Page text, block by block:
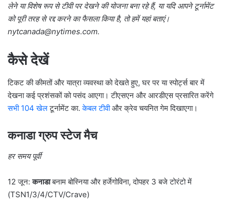
लेने या विशेष रूप से टीवी पर देखने की योजना बना रहे हैं, या यदि आपने टूर्नामेंट
को पूरी तरह से रद्द करने का फैसला किया है, तो हमें यहां बताएं।
moc.semityn
@adanactyn .
कैसे देखें
टिकट की कीमतों और यात्रा व्यवस्था को देखते हुए, घर पर या स्पोर्ट्स बार में
देखना कई प्रशंसकों को पसंद आएगा। टीएसएन और आरडीएस प्रसारित करेंगे
सभी 104 खेलटूर्नामेंट का.केबल टीवीऔर क्रेव चयनित गेम दिखाएगा।
कनाडा ग्रुप स्टेज मैच
हर समय पूर्वी
12 जून:कनाडाबनाम बोस्निया और हर्जेगोविना, दोपहर 3 बजे टोरंटो में
(TSN1/3/4/CTV/Crave)